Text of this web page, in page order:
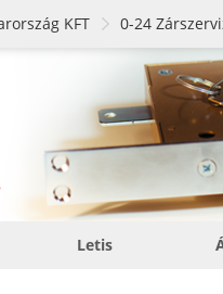
KFT 0-24
Letis